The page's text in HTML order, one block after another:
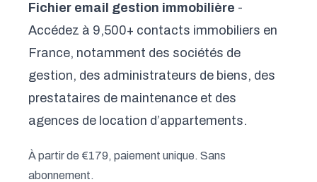
Fichier email gestion immobilière -
Accédez à 9,500+ contacts immobiliers en
France, notamment des sociétés de
gestion, des administrateurs de biens, des
prestataires de maintenance et des
agences de location d’appartements.
À partir de €179, paiement unique. Sans
abonnement.